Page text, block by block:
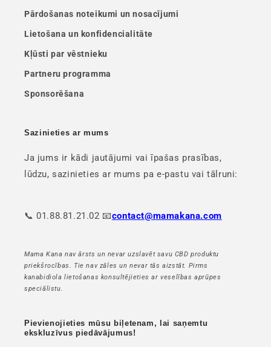
Pārdošanas noteikumi un nosacījumi
Lietošana un konfidencialitāte
Kļūsti par vēstnieku
Partneru programma
Sponsorēšana
Sazinieties ar mums
Ja jums ir kādi jautājumi vai īpašas prasības,
lūdzu, sazinieties ar mums pa e-pastu vai tālruni:
📞 01.88.81.21.02 📧contact@mamakana.com
Mama Kana nav ārsts un nevar uzslavēt savu CBD produktu
priekšrocības. Tie nav zāles un nevar tās aizstāt. Pirms
kanabidiola lietošanas konsultējieties ar veselības aprūpes
speciālistu.
Pievienojieties mūsu biļetenam, lai saņemtu
ekskluzīvus piedāvājumus!